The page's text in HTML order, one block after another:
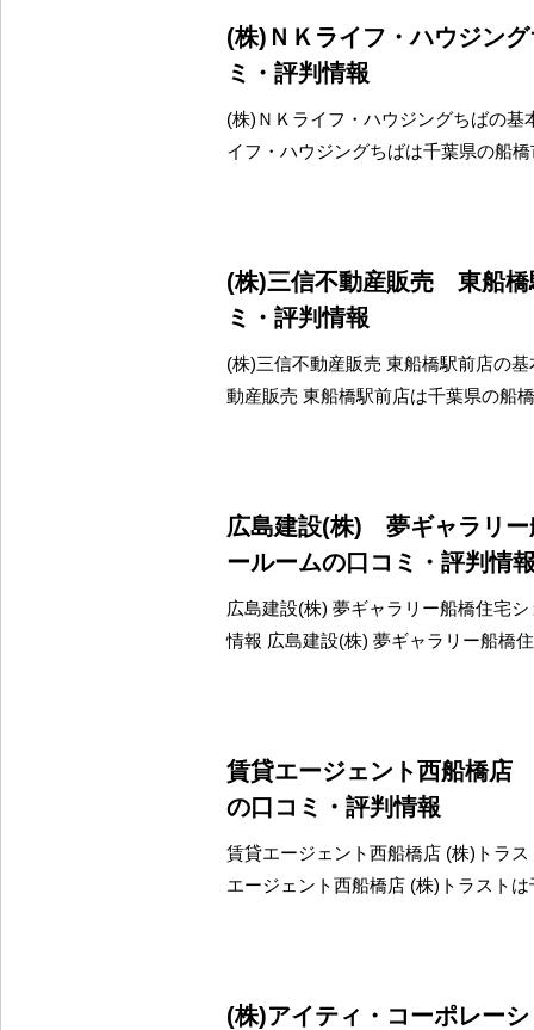
(株)ＮＫライフ・ハウジン
ミ・評判情報
(株)ＮＫライフ・ハウジングちばの基
イフ・ハウジングちばは千葉県の船
(株)三信不動産販売 東船橋
ミ・評判情報
(株)三信不動産販売 東船橋駅前店の
動産販売 東船橋駅前店は千葉県の船
広島建設(株) 夢ギャラリー
ールームの口コミ・評判情
広島建設(株) 夢ギャラリー船橋住宅
情報 広島建設(株) 夢ギャラリー船橋
賃貸エージェント西船橋店
の口コミ・評判情報
賃貸エージェント西船橋店 (株)トラ
エージェント西船橋店 (株)トラストは
(株)アイティ・コーポレー